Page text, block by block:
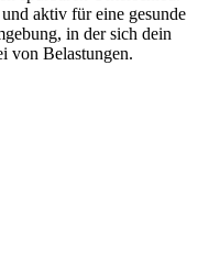
aktiv für eine gesunde
in der sich dein
von Belastungen.